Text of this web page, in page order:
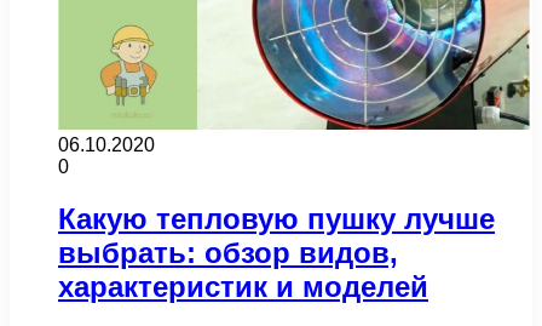
06.10.2020
0
Какую тепловую пушку лучше
выбрать: обзор видов,
характеристик и моделей